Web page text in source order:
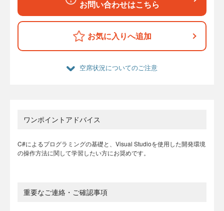
お問い合わせはこちら
お気に入りへ追加
空席状況についてのご注意
ワンポイントアドバイス
C#によるプログラミングの基礎と、Visual Studioを使用した開発環境
の操作方法に関して学習したい方にお奨めです。
重要なご連絡・ご確認事項